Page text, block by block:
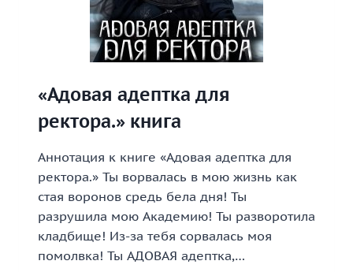
«Адовая адептка для
ректора.» книга
Аннотация к книге «Адовая адептка для
ректора.» Ты ворвалась в мою жизнь как
стая воронов средь бела дня! Ты
разрушила мою Академию! Ты разворотила
кладбище! Из-за тебя сорвалась моя
помолвка! Ты АДОВАЯ адептка,…